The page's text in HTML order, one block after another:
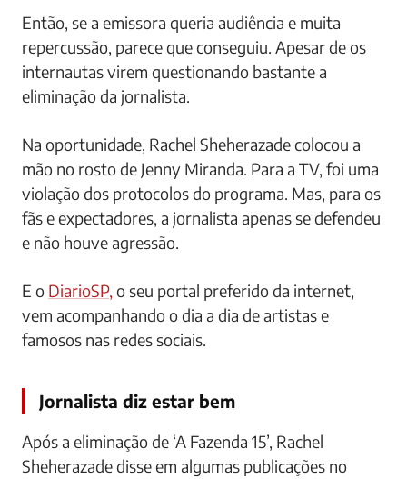
Então, se a emissora queria audiência e muita
repercussão, parece que conseguiu. Apesar de os
internautas virem questionando bastante a
eliminação da jornalista.
Na oportunidade, Rachel Sheherazade colocou a
mão no rosto de Jenny Miranda. Para a TV, foi uma
violação dos protocolos do programa. Mas, para os
fãs e expectadores, a jornalista apenas se defendeu
e não houve agressão.
E o DiarioSP, o seu portal preferido da internet,
vem acompanhando o dia a dia de artistas e
famosos nas redes sociais.
Jornalista diz estar bem
Após a eliminação de ‘A Fazenda 15’, Rachel
Sheherazade disse em algumas publicações no